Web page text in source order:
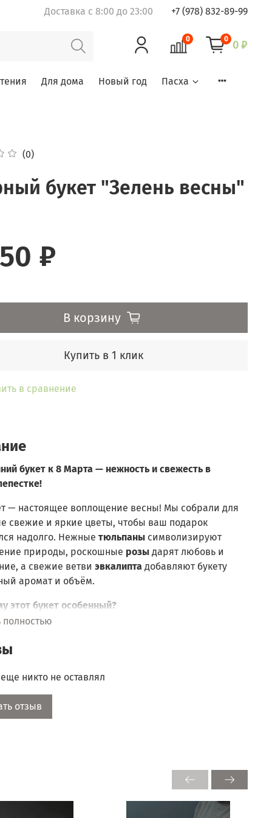
Доставка с 8:00 до 23:00 +7 (978) 832-89-99
0 0 0 ₽
Для дома Новый год Пасха
(0)
букет "Зелень весны"
₽
В корзину
Купить в 1 клик
в сравнение
букет к 8 Марта — нежность и свежесть в
— настоящее воплощение весны! Мы собрали для
свежие и яркие цветы, чтобы ваш подарок
надолго. Нежныетюльпаны символизируют
природы, роскошные розы дарят любовь и
а свежие ветвиэвкалипта добавляют букету
аромат и объём.
этот букет особенный?
подарят праздник и хорошее настроение.
и подготовлен, чтобы радовать дольше.
лента подчеркнут значимость подарка.
половинки — чтобы сказать «спасибо» за её
полностью
никто не оставлял
отзыв